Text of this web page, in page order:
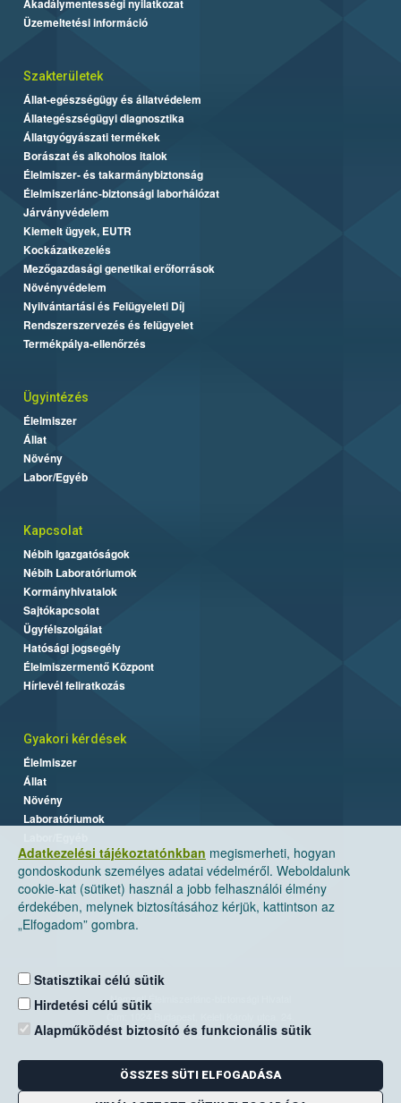
Adatkezelési tájékoztatónkban megismerheti, hogyan
gondoskodunk személyes adatai védelméről. Weboldalunk
cookie-kat (sütiket) használ a jobb felhasználói élmény
érdekében, melynek biztosításához kérjük, kattintson az
„Elfogadom” gombra.
Statisztikai célú sütik
Hirdetési célú sütik
Alapműködést biztosító és funkcionális sütik
ÖSSZES SÜTI ELFOGADÁSA
Akadálymentességi nyilatkozat
Üzemeltetési információ
Szakterületek
Állat-egészségügy és állatvédelem
Állategészségügyi diagnosztika
Állatgyógyászati termékek
Borászat és alkoholos italok
Élelmiszer- és takarmánybiztonság
Élelmiszerlánc-biztonsági laborhálózat
Járványvédelem
Kiemelt ügyek, EUTR
Kockázatkezelés
Mezőgazdasági genetikai erőforrások
Növényvédelem
Nyilvántartási és Felügyeleti Díj
Rendszerszervezés és felügyelet
Termékpálya-ellenőrzés
Ügyintézés
Élelmiszer
Állat
Növény
Labor/Egyéb
Kapcsolat
Nébih Igazgatóságok
Nébih Laboratóriumok
Kormányhivatalok
Sajtókapcsolat
Ügyfélszolgálat
Hatósági jogsegély
Élelmiszermentő Központ
Hírlevél feliratkozás
Gyakori kérdések
Élelmiszer
Állat
Növény
Laboratóriumok
Nemzeti Élelmiszerlánc-biztonsági Hivatal
Levelezési cím: 1525 Budapest. Pf. 30.
E-mail:ugyfelszolgalat@nebih.gov.hu